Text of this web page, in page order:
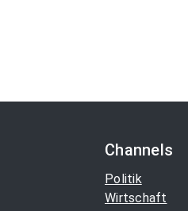
Channels
Politik
Wirtschaft